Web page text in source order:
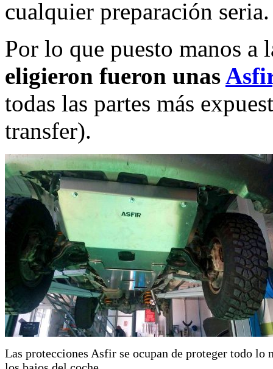
cualquier preparación seria.
Por lo que puesto manos a
eligieron fueron unas
todas las partes más
transfer).
Las protecciones Asfir se ocupan de proteger todo lo